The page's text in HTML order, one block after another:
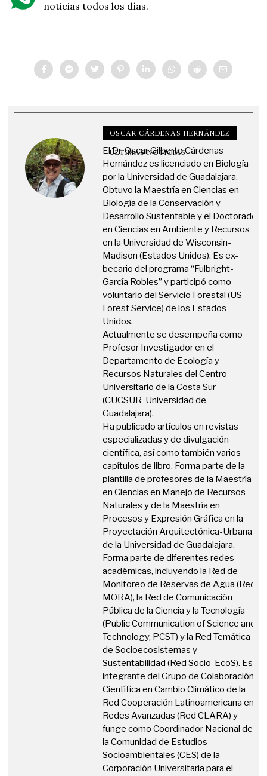
noticias todos los días.
OSCAR CÁRDENAS HERNÁNDEZ
ÚLTIMAS NOTICIAS
El Dr. Oscar Gilberto Cárdenas
Hernández es licenciado en Biología
por la Universidad de Guadalajara.
Obtuvo la Maestría en Ciencias en
Biología de la Conservación y
Desarrollo Sustentable y el Doctorado
en Ciencias en Ambiente y Recursos
en la Universidad de Wisconsin-
Madison (Estados Unidos). Es ex-
becario del programa “Fulbright-
García Robles” y participó como
voluntario del Servicio Forestal (US
Forest Service) de los Estados
Unidos.
Actualmente se desempeña como
Profesor Investigador en el
Departamento de Ecología y
Recursos Naturales del Centro
Universitario de la Costa Sur
(CUCSUR-Universidad de
Guadalajara).
Ha publicado artículos en revistas
especializadas y de divulgación
científica, así como también varios
capítulos de libro. Forma parte de la
plantilla de profesores de la Maestría
en Ciencias en Manejo de Recursos
Naturales y de la Maestría en
Procesos y Expresión Gráfica en la
Proyectación Arquitectónica-Urbana
de la Universidad de Guadalajara.
Forma parte de diferentes redes
académicas, incluyendo la Red de
Monitoreo de Reservas de Agua (Red
MORA), la Red de Comunicación
Pública de la Ciencia y la Tecnología
(Public Communication of Science and
Technology, PCST) y la Red Temática
de Socioecosistemas y
Sustentabilidad (Red Socio-EcoS). Es
integrante del Grupo de Colaboración
Científica en Cambio Climático de la
Red Cooperación Latinoamericana en
Redes Avanzadas (Red CLARA) y
funge como Coordinador Nacional de
la Comunidad de Estudios
Socioambientales (CES) de la
Corporación Universitaria para el